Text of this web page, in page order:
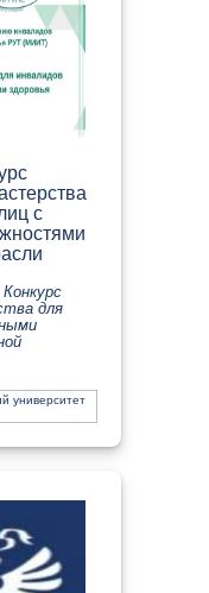
с
для
университет